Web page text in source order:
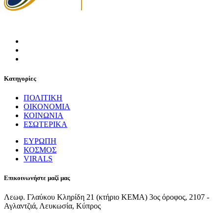
Κατηγορίες
ΠΟΛΙΤΙΚΗ
ΟΙΚΟΝΟΜΙΑ
ΚΟΙΝΩΝΙΑ
ΕΣΩΤΕΡΙΚΑ
ΕΥΡΩΠΗ
ΚΟΣΜΟΣ
VIRALS
Επικοινωνήστε μαζί μας
Λεωφ. Γλαύκου Κληρίδη 21 (κτήριο ΚΕΜΑ) 3ος όροφος, 2107 -
Αγλαντζιά, Λευκωσία, Κύπρος